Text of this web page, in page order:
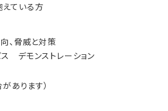
ている方
、脅威と対策
デモンストレーション
あります）